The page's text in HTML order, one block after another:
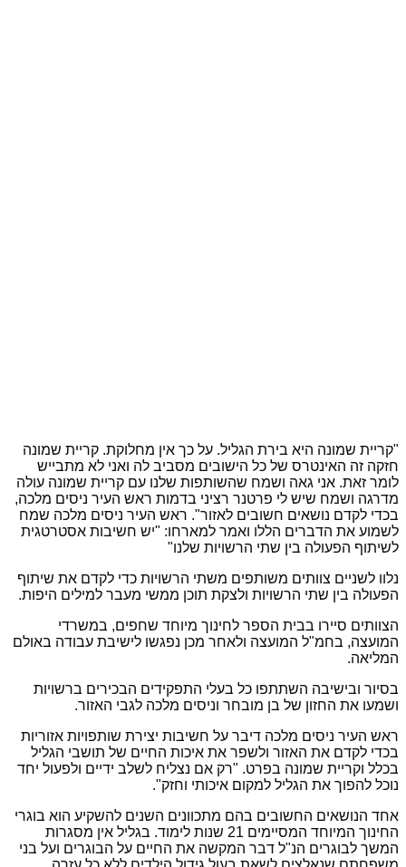
"קריית שמונה היא בירת הגליל. על כך אין מחלוקת. קריית שמונה
חזקה זה האינטרס של כל הישובים מסביב לה ואני לא מתבייש
לומר זאת. אני גאה ושמח שהשותפות שלנו עם קריית שמונה עולה
מדרגה ושמח שיש לי פרטנר רציני בדמות ראש העיר ניסים מלכה,
בכדי לקדם נושאים חשובים לאזור". ראש העיר ניסים מלכה שמח
לשמוע את הדברים הללו ואמר למארחו: "יש חשיבות אסטרטגית
לשיתוף הפעולה בין שתי הרשויות שלנו"
נלוו לשניים צוותים משותפים משתי הרשויות כדי לקדם את שיתוף
הפעולה בין שתי הרשויות ולצקת תוכן ממשי מעבר למילים היפות.
הצוותים סיירו בבית הספר לחינוך מיוחד שחפים, במשרדי
המועצה, בחמ"ל המועצה ולאחר מכן נפגשו לישיבת עבודה באולם
המליאה.
בסיור ובישיבה השתתפו כל בעלי התפקידים הבכירים ברשויות
ושמעו את החזון של בן מובחר וניסים מלכה לגבי האזור.
ראש העיר ניסים מלכה דיבר על חשיבות יצירת שותפויות אזוריות
בכדי לקדם את האזור ולשפר את איכות החיים של תושבי הגליל
בכלל וקריית שמונה בפרט. "רק אם נצליח לשלב ידיים ולפעול יחד
נוכל להפוך את הגליל למקום איכותי וחזק".
אחד הנושאים החשובים בהם מתכוונים השנים להשקיע הוא בוגרי
החינוך המיוחד המסיימים 21 שנות לימוד. בגליל אין מסגרות
המשך לבוגרים הנ"ל דבר המקשה את החיים על הבוגרים ועל בני